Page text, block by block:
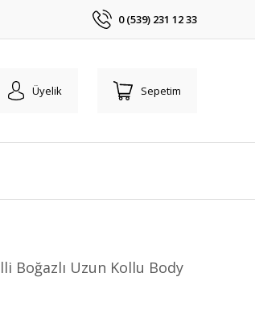
0 (539) 231 12 33
Üyelik Sepetim
Boğazlı Uzun Kollu Body